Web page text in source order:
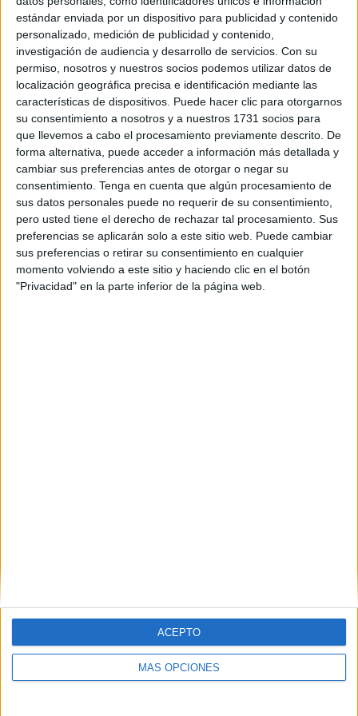
estándar enviada por un dispositivo para publicidad y contenido
personalizado, medición de publicidad y contenido,
investigación de audiencia y desarrollo de servicios. Con su
permiso, nosotros y nuestros socios podemos utilizar datos de
localización geográfica precisa e identificación mediante las
características de dispositivos. Puede hacer clic para otorgarnos
su consentimiento a nosotros y a nuestros 1731 socios para
que llevemos a cabo el procesamiento previamente descrito. De
forma alternativa, puede acceder a información más detallada y
cambiar sus preferencias antes de otorgar o negar su
consentimiento. Tenga en cuenta que algún procesamiento de
sus datos personales puede no requerir de su consentimiento,
pero usted tiene el derecho de rechazar tal procesamiento. Sus
preferencias se aplicarán solo a este sitio web. Puede cambiar
sus preferencias o retirar su consentimiento en cualquier
momento volviendo a este sitio y haciendo clic en el botón
"Privacidad" en la parte inferior de la página web.
MÁS OPCIONES
ACEPTO
personas en 2 meses
POR REDACCIÓN 08/07/2017
Bertuchi sin barreras
POR REDACCIÓN 14/06/2017
Las jornadas de arte, una ventana al
desconocido patrimonio ceutí
POR REDACCIÓN 05/05/2017 0
Bertuchi ya es una realidad, el lunes se
inaugura la exposición
POR REDACCIÓN 21/04/2017 0
‘Ideas’ acusa a C’s de intentar su desprestigio
y el de un miembro del PP con información
“falsa”